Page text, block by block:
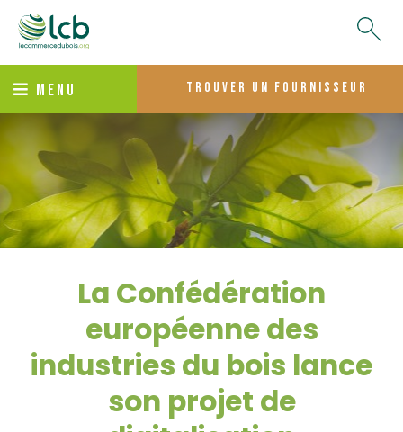
MENU trouver un fournisseur
La Confédération
européenne des
industries du bois lance
son projet de